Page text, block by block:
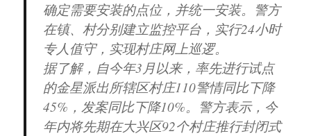
确定需要安装的点位，并统一安装。警方
在镇、村分别建立监控平台，实行24小时
专人值守，实现村庄网上巡逻。
据了解，自今年3月以来，率先进行试点
的金星派出所辖区村庄110警情同比下降
45%，发案同比下降10%。警方表示，今
年内将先期在大兴区92个村庄推行封闭式